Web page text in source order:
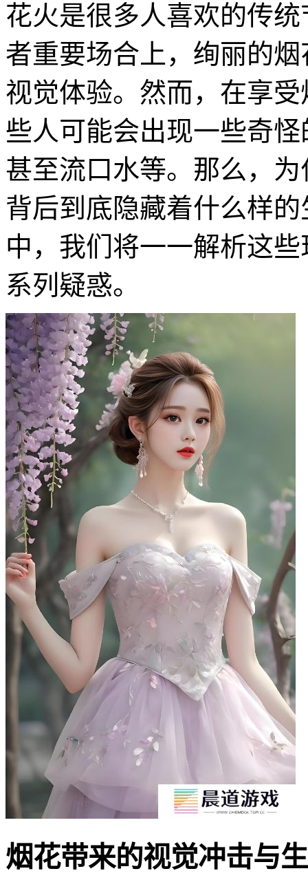
花火是很多人喜欢的传
者重要场合上，绚丽的
视觉体验。然而，在享
些人可能会出现一些奇
甚至流口水等。那么，
背后到底隐藏着什么样
中，我们将一一解析这
系列疑惑。
烟花带来的视觉冲击与